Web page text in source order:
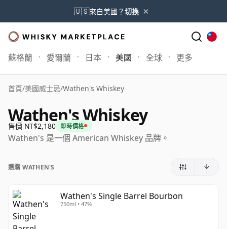
🇺🇸來自美國？切換 ×
蘇格蘭 愛爾蘭 日本 美國 全球 更多
首頁/美國威士忌/Wathen's Whiskey
Wathen's Whiskey
售價 NT$2,180 即時價格
Wathen's 是一個 American Whiskey 品牌。
選購 WATHEN'S
Wathen's Single Barrel Bourbon
750ml • 47%